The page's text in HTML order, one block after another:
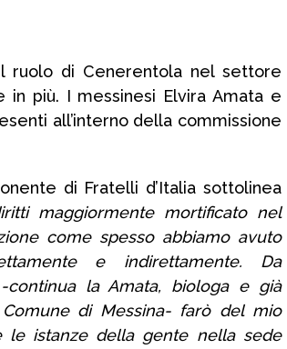
di Cenerentola nel settore
in più. I messinesi Elvira Amata e
all’interno della commissione
di Fratelli d’Italia sottolinea
maggiormente mortificato nel
come spesso abbiamo avuto
e indirettamente. Da
la Amata, biologa e già
di Messina- farò del mio
istanze della gente nella sede